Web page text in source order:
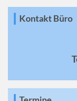
Kontakt Büro